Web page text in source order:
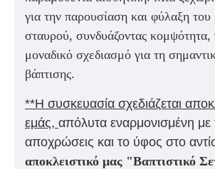
για την παρουσίαση και φύλαξη του
σταυρού, συνδυάζοντας κομψότητα,
μοναδικό σχεδιασμό για τη
βάπτισης.
**Η συσκευασία σχεδιάζεται
εμάς, απόλυτα εναρμονισμένη με
αποχρώσεις και το ύφος στο
αποκλειστικό μας "Βαπτιστικό